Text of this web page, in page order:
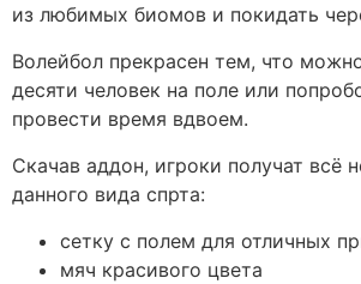
из любимых биомов и покидать
Волейбол прекрасен тем, что
десяти человек на поле или
провести время вдвоем.
Скачав аддон, игроки получат всё
данного вида спрта:
сетку с полем для отличных
мяч красивого цвета